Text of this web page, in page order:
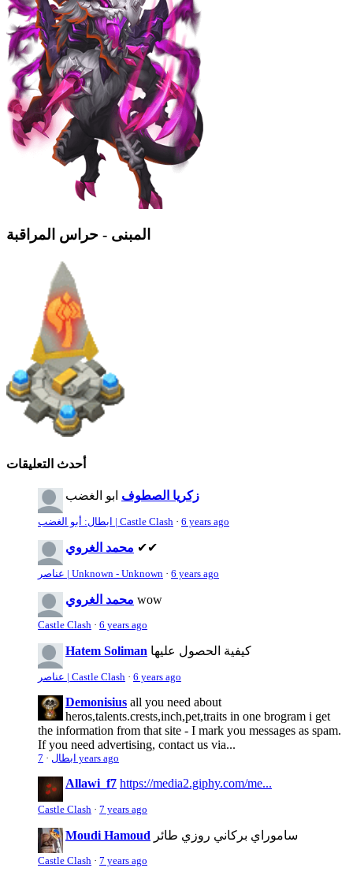
المبنى - حراس المراقبة
أحدث التعليقات
زكريا الصطوف ابو الغضب
ابطال: أبو الغضب | Castle Clash · 6 years ago
محمد الغروي ✔✔
عناصر | Unknown - Unknown · 6 years ago
محمد الغروي wow
Castle Clash · 6 years ago
Hatem Soliman كيفية الحصول عليها
عناصر | Castle Clash · 6 years ago
Demonisius all you need about
heros,talents.crests,inch,pet,traits in one brogram i get
the information from that site - I mark you messages as spam.
If you need advertising, contact us via...
ابطال · 7 years ago
Allawi_f7 https://media2.giphy.com/me...
Castle Clash · 7 years ago
Moudi Hamoud ساموراي بركاني روزي طائر
Castle Clash · 7 years ago